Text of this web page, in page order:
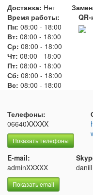
Доставка: Нет
Время работы:
Пн: 08:00 - 18:00
Вт: 08:00 - 18:00
Ср: 08:00 - 18:00
Чт: 08:00 - 18:00
Пт: 08:00 - 18:00
Сб: 08:00 - 18:00
Вс: 08:00 - 18:00
Телефоны:
06640XXXXX
Показать телефоны
E-mail:
adminXXXXX
Показать email
daniil